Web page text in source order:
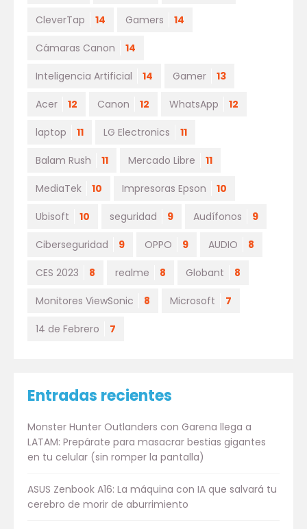
CleverTap 14 Gamers 14
Cámaras Canon 14
Inteligencia Artificial 14 Gamer 13
Acer 12 Canon 12 WhatsApp 12
laptop 11 LG Electronics 11
Balam Rush 11 Mercado Libre 11
MediaTek 10 Impresoras Epson 10
Ubisoft 10 seguridad 9 Audífonos 9
Ciberseguridad 9 OPPO 9 AUDIO 8
CES 2023 8 realme 8 Globant 8
Monitores ViewSonic 8 Microsoft 7
14 de Febrero 7
Entradas recientes
Monster Hunter Outlanders con Garena llega a
LATAM: Prepárate para masacrar bestias gigantes
en tu celular (sin romper la pantalla)
ASUS Zenbook A16: La máquina con IA que salvará tu
cerebro de morir de aburrimiento